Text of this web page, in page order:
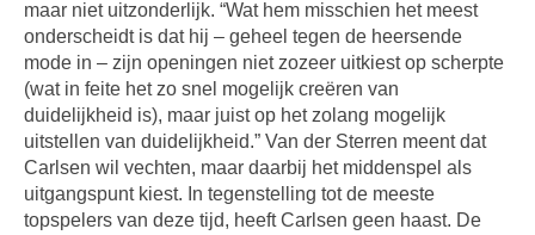
maar niet uitzonderlijk. “Wat hem misschien het meest
onderscheidt is dat hij – geheel tegen de heersende
mode in – zijn openingen niet zozeer uitkiest op scherpte
(wat in feite het zo snel mogelijk creëren van
duidelijkheid is), maar juist op het zolang mogelijk
uitstellen van duidelijkheid.” Van der Sterren meent dat
Carlsen wil vechten, maar daarbij het middenspel als
uitgangspunt kiest. In tegenstelling tot de meeste
topspelers van deze tijd, heeft Carlsen geen haast. De